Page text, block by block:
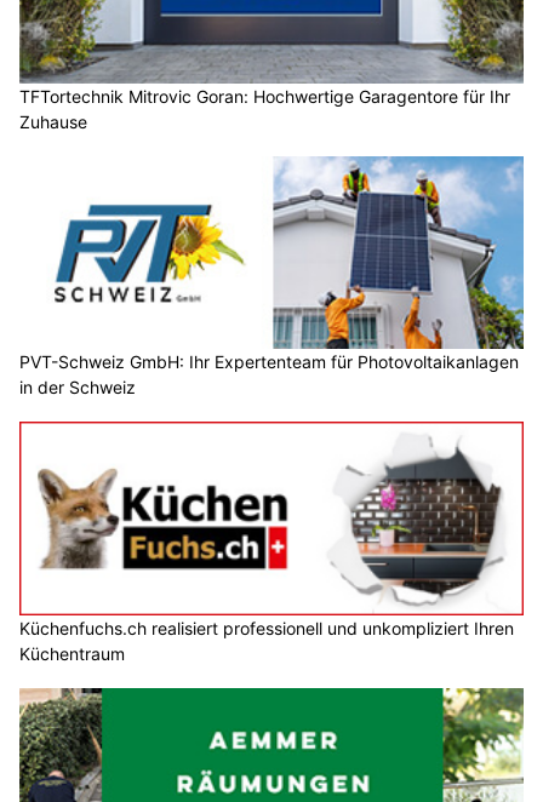
TFTortechnik Mitrovic Goran: Hochwertige Garagentore für Ihr
Zuhause
PVT-Schweiz GmbH: Ihr Expertenteam für Photovoltaikanlagen
in der Schweiz
Küchenfuchs.ch realisiert professionell und unkompliziert Ihren
Küchentraum